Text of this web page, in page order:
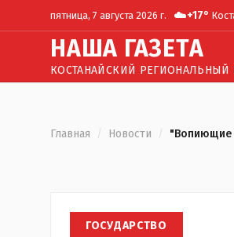
пятница, 7 августа 2026 г. ☁️+17°
НАША ГАЗЕТА
КОСТАНАЙСКИЙ РЕГИОНАЛЬНЫЙ
Главная / Новости / "Вопиющие
ГОСУДАРСТВО